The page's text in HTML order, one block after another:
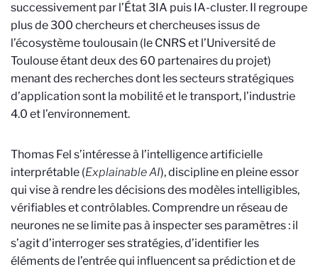
successivement par l’État 3IA puis IA-cluster. Il regroupe
plus de 300 chercheurs et chercheuses issus de
l’écosystème toulousain (le CNRS et l’Université de
Toulouse étant deux des 60 partenaires du projet)
menant des recherches dont les secteurs stratégiques
d’application sont la mobilité et le transport, l’industrie
4.0 et l’environnement.
Thomas Fel s’intéresse à l’intelligence artificielle
interprétable (Explainable AI), discipline en pleine essor
qui vise à rendre les décisions des modèles intelligibles,
vérifiables et contrôlables. Comprendre un réseau de
neurones ne se limite pas à inspecter ses paramètres : il
s’agit d’interroger ses stratégies, d’identifier les
éléments de l’entrée qui influencent sa prédiction et de